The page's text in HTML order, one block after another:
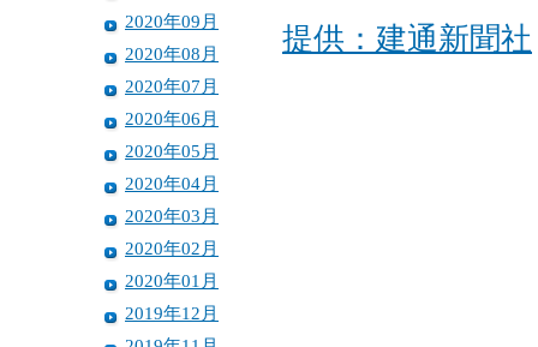
2020年09月
2020年08月
2020年07月
2020年06月
2020年05月
2020年04月
2020年03月
2020年02月
2020年01月
2019年12月
提供：建通新聞社